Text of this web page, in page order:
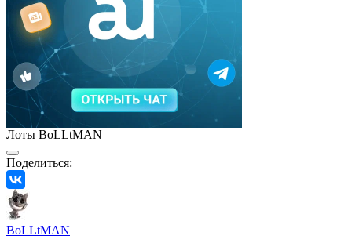
Лоты BoLLtMAN
Поделиться:
BoLLtMAN